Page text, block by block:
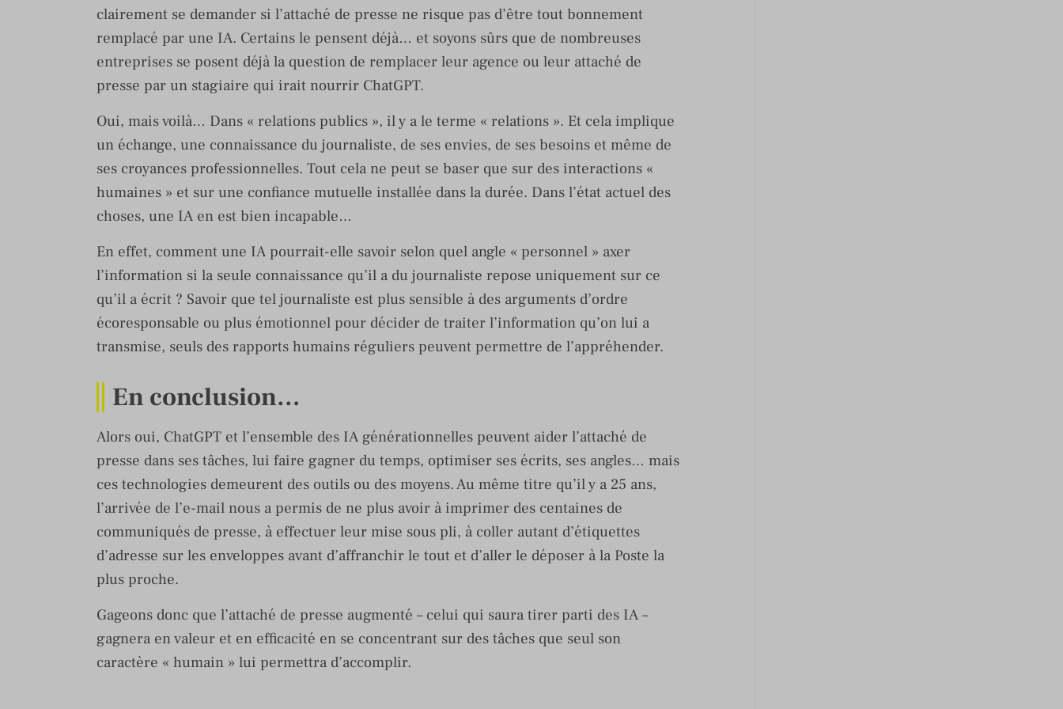
clairement se demander si l’attaché de presse ne risque pas d’être tout bonnement
remplacé par une IA. Certains le pensent déjà… et soyons sûrs que de nombreuses
entreprises se posent déjà la question de remplacer leur agence ou leur attaché de
presse par un stagiaire qui irait nourrir ChatGPT.
Oui, mais voilà… Dans « relations publics », il y a le terme « relations ». Et cela implique
un échange, une connaissance du journaliste, de ses envies, de ses besoins et même de
ses croyances professionnelles. Tout cela ne peut se baser que sur des interactions «
humaines » et sur une confiance mutuelle installée dans la durée. Dans l’état actuel des
choses, une IA en est bien incapable…
En effet, comment une IA pourrait-elle savoir selon quel angle « personnel » axer
l’information si la seule connaissance qu’il a du journaliste repose uniquement sur ce
qu’il a écrit ? Savoir que tel journaliste est plus sensible à des arguments d’ordre
écoresponsable ou plus émotionnel pour décider de traiter l’information qu’on lui a
transmise, seuls des rapports humains réguliers peuvent permettre de l’appréhender.
En conclusion…
Alors oui, ChatGPT et l’ensemble des IA générationnelles peuvent aider l’attaché de
presse dans ses tâches, lui faire gagner du temps, optimiser ses écrits, ses angles… mais
ces technologies demeurent des outils ou des moyens. Au même titre qu’il y a 25 ans,
l’arrivée de l’e-mail nous a permis de ne plus avoir à imprimer des centaines de
communiqués de presse, à effectuer leur mise sous pli, à coller autant d’étiquettes
d’adresse sur les enveloppes avant d’affranchir le tout et d’aller le déposer à la Poste la
plus proche.
Gageons donc que l’attaché de presse augmenté – celui qui saura tirer parti des IA –
gagnera en valeur et en efficacité en se concentrant sur des tâches que seul son
caractère « humain » lui permettra d’accomplir.